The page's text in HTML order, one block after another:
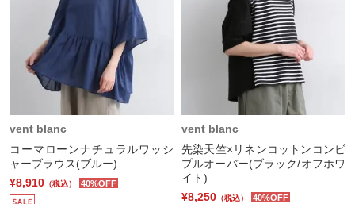
vent blanc
コーマローンナチュラルワッシ
ャーブラウス(ブルー)
¥8,910 （税込） 40%OFF
vent blanc
先染天竺×リネンコットンコンビ
プルオーバー(ブラック/オフホワ
イト)
¥8,250 （税込） 40%OFF